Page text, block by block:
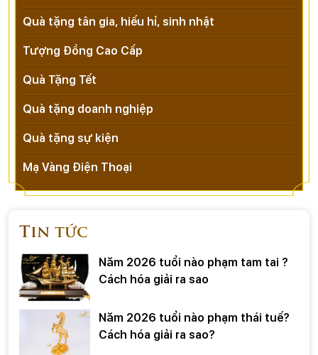
Quà tặng tân gia, hiếu hỉ, sinh nhật
Tượng Đồng Cao Cấp
Quà Tặng Tết
Quà tặng doanh nghiệp
Quà tặng sự kiện
Mạ Vàng Điện Thoại
Tin tức
Năm 2026 tuổi nào phạm tam tai ?
Cách hóa giải ra sao
Năm 2026 tuổi nào phạm thái tuế?
Cách hóa giải ra sao?